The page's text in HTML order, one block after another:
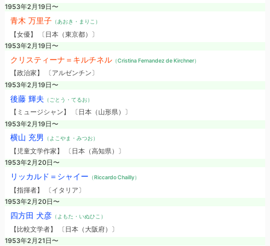
1953年2月19日〜
青木 万里子（あおき・まりこ）
【女優】 〔日本（東京都）〕
1953年2月19日〜
クリスティーナ＝キルチネル（Cristina Fernandez de Kirchner）
【政治家】 〔アルゼンチン〕
1953年2月19日〜
後藤 輝夫 （ごとう・てるお）
【ミュージシャン】 〔日本（山形県）〕
1953年2月19日〜
横山 充男 （よこやま・みつお）
【児童文学作家】 〔日本（高知県）〕
1953年2月20日〜
リッカルド＝シャイー （Riccardo Chailly）
【指揮者】 〔イタリア〕
1953年2月20日〜
四方田 犬彦（よもた・いぬひこ）
【比較文学者】 〔日本（大阪府）〕
1953年2月21日〜